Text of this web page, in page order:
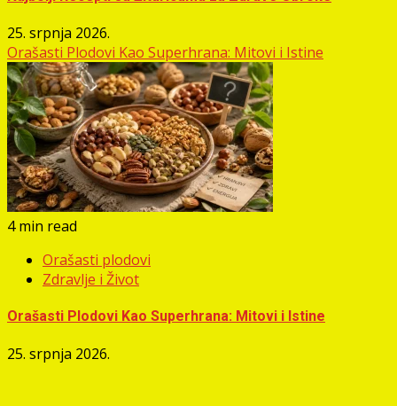
25. srpnja 2026.
Orašasti Plodovi Kao Superhrana: Mitovi i Istine
4 min read
Orašasti plodovi
Zdravlje i Život
Orašasti Plodovi Kao Superhrana: Mitovi i Istine
25. srpnja 2026.